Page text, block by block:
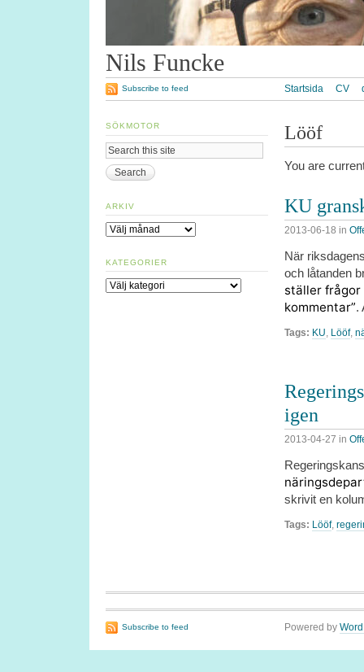
Nils Funcke
Startsida CV
Subscribe to feed
Lööf
You are
KU
2013-06-18 in
När
och låtanden
ställer
kommentar”.
Tags: KU, Lööf,
igen
2013-04-27 in
skrivit en
Tags: Lööf,
SÖKMOTOR
ARKIV
Arkiv
KATEGORIER
Kategorier
Subscribe to feed Powered by